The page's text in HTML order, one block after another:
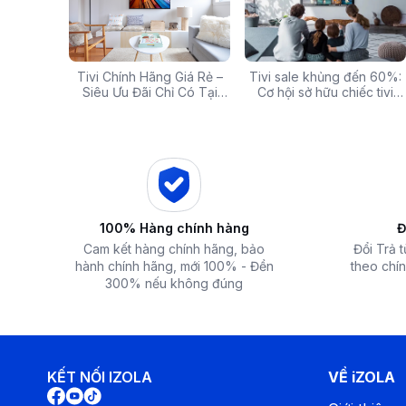
Điểm nổi bật:
Đáp ứng nhanh nhu cầu làm mát tức thì, lý tưởng cho môi
Tivi Chính Hãng Giá Rẻ –
Siêu Ưu Đãi Chỉ Có Tại
Tivi sale khủng đến 60%:
Cơ hội sở hữu chiếc tivi
Các mã báo lỗi thường gặp
của bếp từ và lưu ý khi xử
Top 5 tivi 32 inch giá
chất lượng và đáng
100% Hàng chính hàng
Cam kết hàng chính hãng, bảo
hành chính hãng, mới 100% - Đền
300% nếu không đúng
Đổi Trả
theo
KẾT NỐI IZOLA
VỀ iZOLA